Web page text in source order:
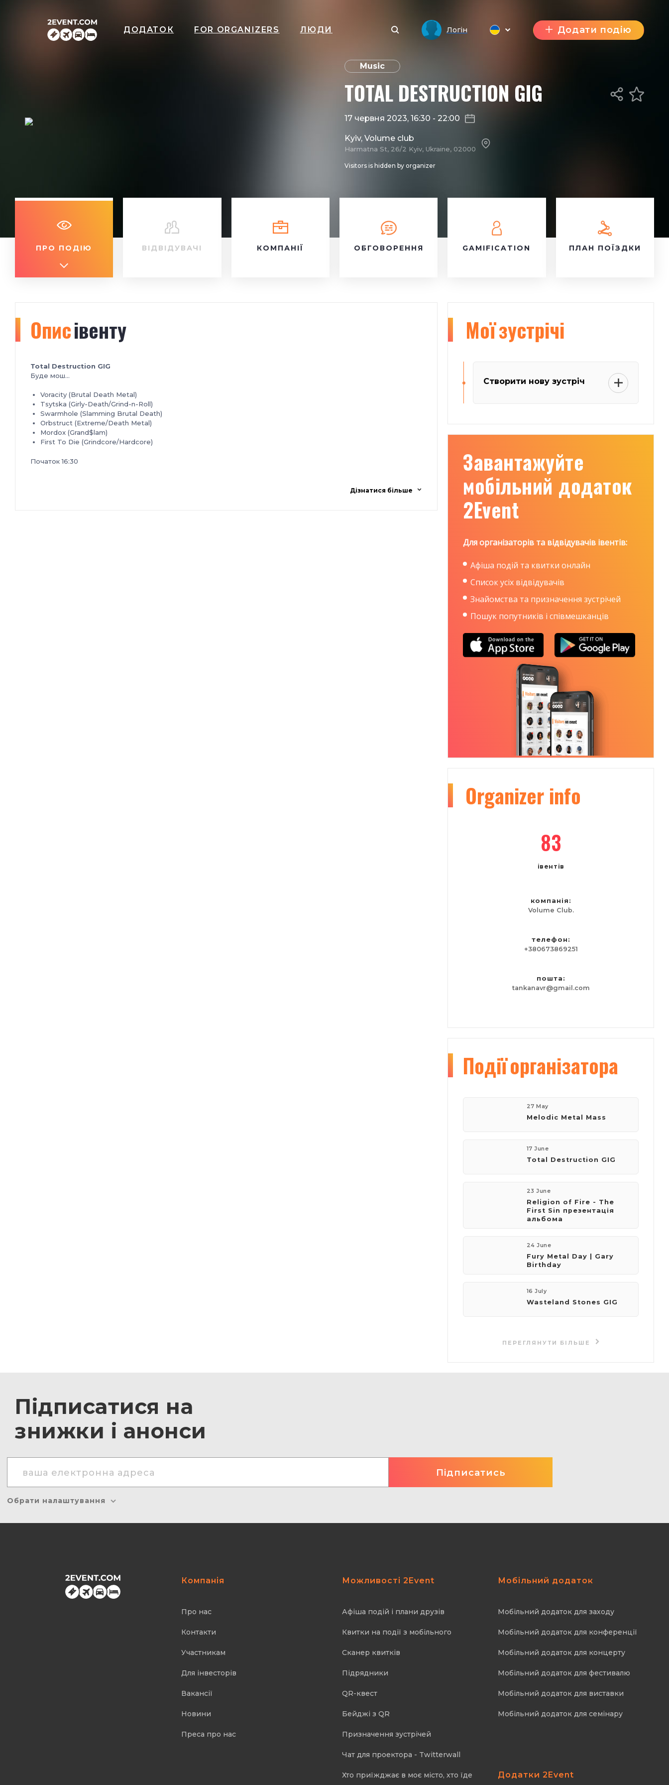
ДОДАТОК FOR ORGANIZERS ЛЮДИ Логін Додати подію
Music
​TOTAL DESTRUCTION GIG
17 червня 2023, 16:30 - 22:00
Kyiv, Volume club
Harmatna St, 26/2 Kyiv, Ukraine, 02000
Visitors is hidden by organizer
ПРО ПОДІЮ ВІДВІДУВАЧІ КОМПАНІЇ ОБГОВОРЕННЯ GAMIFICATION ПЛАН ПОЇЗДКИ
Описівенту
Total Destruction GIG
Буде мош...
Voracity (Brutal Death Metal)
Tsytska (Girly-Death/Grind-n-Roll)
Swarmhole (Slamming Brutal Death)
Orbstruct (Extreme/Death Metal)
Mordox (Grand$lam)
First To Die (Grindcore/Hardcore)
Початок 16:30
Дізнатися більше
Моїзустрічі
Створити нову зустріч
Завантажуйте
мобільний додаток
2Event
Для організаторів та відвідувачів івентів:
Афіша подій та квитки онлайн
Список усіх відвідувачів
Знайомства та призначення зустрічей
Пошук попутників і співмешканців
Organizer info
83
івентів
компанія:
Volume Club.
телефон:
+380673869251
пошта:
tankanavr@gmail.com
Подіїорганізатора
27 May
Melodic Metal Mass
17 June
​Total Destruction GIG
23 June
​Religion of Fire - The
First Sin презентація
альбома
24 June
Fury Metal Day | Gary
Birthday
16 July
Wasteland Stones GIG
ПЕРЕГЛЯНУТИ БІЛЬШЕ
Підписатися на
знижки і анонси
Обрати налаштування
Компанія
Про нас
Контакти
Участникам
Для інвесторів
Вакансії
Новини
Преса про нас
Можливості 2Event
Афіша подій і плани друзів
Квитки на події з мобільного
Cканер квитків
Підрядники
QR-квест
Бейджі з QR
Призначення зустрічей
Чат для проектора - Twitterwall
Хто приїжджає в моє місто, хто їде
Мобільний додаток
Мобільний додаток для заходу
Мобільний додаток для конференції
Мобільний додаток для концерту
Мобільний додаток для фестивалю
Мобільний додаток для виставки
Мобільний додаток для семінару
Додатки 2Event